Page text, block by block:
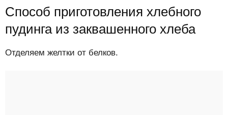
Способ приготовления хлебного
пудинга из заквашенного хлеба
Отделяем желтки от белков.